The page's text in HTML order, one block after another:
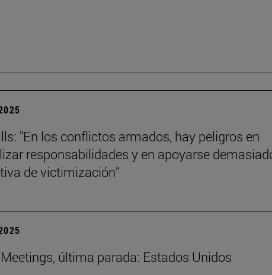
"En los conflictos armados, hay peligros en
responsabilidades y en apoyarse
de victimización"
última parada: Estados Unidos